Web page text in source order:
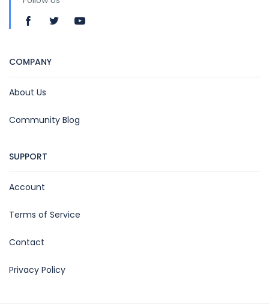
COMPANY
About Us
Community Blog
SUPPORT
Account
Terms of Service
Contact
Privacy Policy